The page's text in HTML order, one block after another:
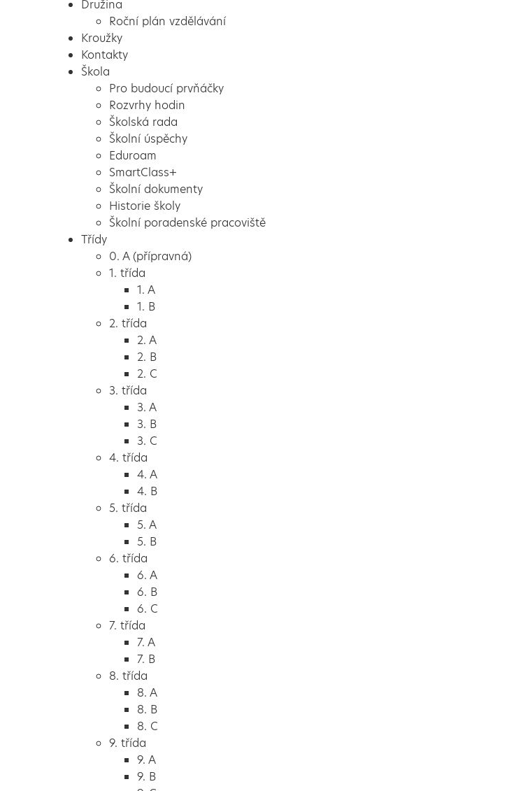
Družina
Roční plán vzdělávání
Kroužky
Kontakty
Škola
Pro budoucí prvňáčky
Rozvrhy hodin
Školská rada
Školní úspěchy
Eduroam
SmartClass+
Školní dokumenty
Historie školy
Školní poradenské pracoviště
Třídy
0. A (přípravná)
1. třída
1. A
1. B
2. třída
2. A
2. B
2. C
3. třída
3. A
3. B
3. C
4. třída
4. A
4. B
5. třída
5. A
5. B
6. třída
6. A
6. B
6. C
7. třída
7. A
7. B
8. třída
8. A
8. B
8. C
9. třída
9. A
9. B